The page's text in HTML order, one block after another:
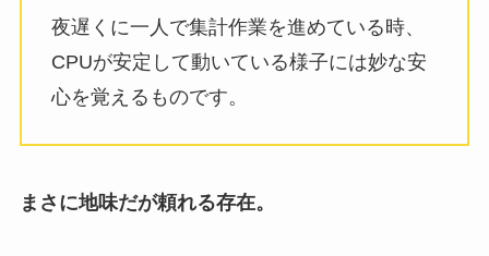
夜遅くに一人で集計作業を進めている時、
CPUが安定して動いている様子には妙な安
心を覚えるものです。
まさに地味だが頼れる存在。